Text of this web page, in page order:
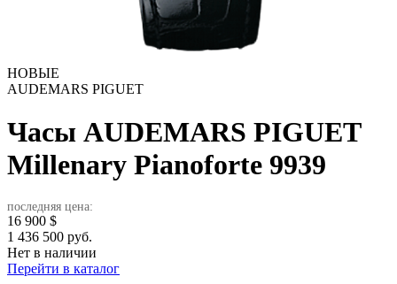
НОВЫЕ
AUDEMARS PIGUET
Часы AUDEMARS PIGUET
Millenary Pianoforte 9939
последняя цена:
16 900 $
1 436 500 руб.
Нет в наличии
Перейти в каталог